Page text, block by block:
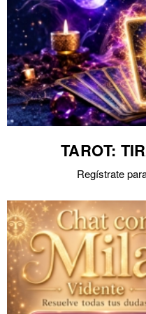
TAROT:
Regístrate